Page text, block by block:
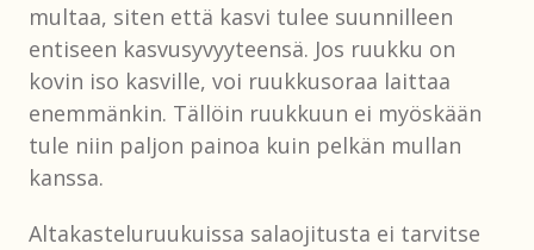
multaa, siten että kasvi tulee suunnilleen
entiseen kasvusyvyyteensä. Jos ruukku on
kovin iso kasville, voi ruukkusoraa laittaa
enemmänkin. Tällöin ruukkuun ei myöskään
tule niin paljon painoa kuin pelkän mullan
kanssa.
Altakasteluruukuissa salaojitusta ei tarvitse